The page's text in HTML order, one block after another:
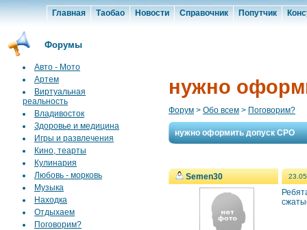
Главная Таобао Новости Справочник Попутчик
Форумы
Авто - Мото
Артем
Виртуальная
реальность
Владивосток
Здоровье и медицина
Игры и развлечения
Кино, теарты
Кулинария
Любовь - морковь
Музыка
Находка
Отдыхаем
Поговорим?
нужно
Форум > Обо всем > Поговорим?
нужно оформить допуск СРО
Semen30